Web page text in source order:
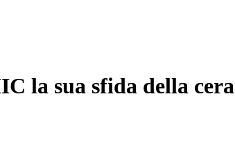
la sua sfida della